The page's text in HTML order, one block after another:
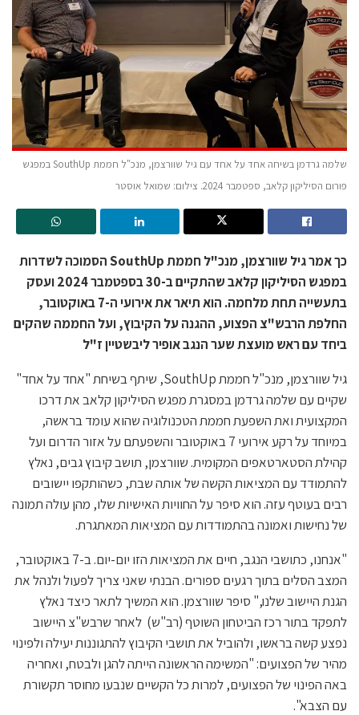
שלמה גרדמן בשיחה אחד על אחד עם גיל שוורצמן, מנכ"ל חממת SouthUp במפגש
פורום הסיליקון קלאב, ספטמבר 2024. צילום: שמואל אוסטר
כך אמר גיל שוורצמן, מנכ"ל חממת SouthUp הסמוכה לשדרות
במפגש הסיליקון קלאב שהתקיים ב-30 בספטמבר 2024 ועסק
בתעשייה תחת מלחמה. הוא תיאר את אירועי ה-7 באוקטובר,
החלפת הרבש"צ הפצוע, ההגנה על הקיבוץ, ועל החממה שהקים
ביחד עם ראש מועצת שער הנגב אופיר ליבשטיין ז"ל
גיל שוורצמן, מנכ"ל חממת SouthUp, שיתף בשיחת "אחד על אחד"
שקיים עם שלמה גרדמן במסגרת מפגש הסיליקון קלאב את דרכו
המקצועית ואת השפעת חממת הטכנולוגיה שהוא עומד בראשה,
במיוחד על רקע אירועי 7 באוקטובר והשפעתם על אזור הדרום ועל
קהילת הסטארטאפים המקומית. שוורצמן, תושב קיבוץ גבים, נאלץ
להתמודד עם המציאות הקשה של אותה שבת, כשהותקפו יישובים
רבים בעוטף עזה. הוא סיפר על החוויות האישיות שלו, מהן עולה תמונה
של נחישות ואמונה בהתמודדות עם המציאות המאתגרת.
"אנחנו, כתושבי הנגב, חיים את המציאות הזו יום-יום. ב-7 באוקטובר,
המצב הסלים בתוך רגעים ספורים. הבנתי שאני צריך לפעול ולנהל את
הגנת היישוב שלנו," סיפר שוורצמן. הוא המשיך לתאר כיצד נאלץ
לתפקד בתור רכז הביטחון השוטף (רב"ש) לאחר שרבש"צ היישוב
נפצע קשה בראשו, ולהוביל את תושבי הקיבוץ להתגוננות יעילה ולפינוי
מהיר של הפצועים: "המשימה הראשונה הייתה להגן ולבטח, ואחריה
באה הפינוי של הפצועים, למרות כל הקשיים שנבעו מחוסר תקשורת
עם הצבא".